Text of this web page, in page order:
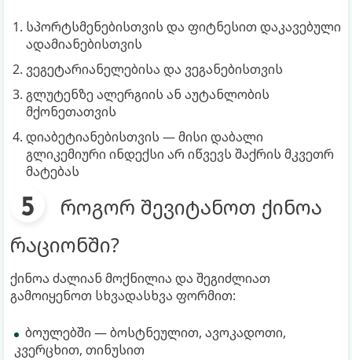
სპორტსმენებისთვის და ფიტნესით დაკავებული
ადამიანებისთვის
ვეგეტარიანელებისა და ვეგანებისთვის
გლუტენზე ალერგიის ან აუტანლობის
მქონეთათვის
დიაბეტიანებისთვის — მისი დაბალი
გლიკემიური ინდექსი არ იწვევს შაქრის მკვეთრ
მატებას
როგორ შევიტანოთ ქინოა
რაციონში?
ქინოა ძალიან მოქნილია და შეგიძლიათ
გამოიყენოთ სხვადასხვა ფორმით:
ბოულებში — ბოსტნეულით, ავოკადოთი,
კვერცხით, თინუსით